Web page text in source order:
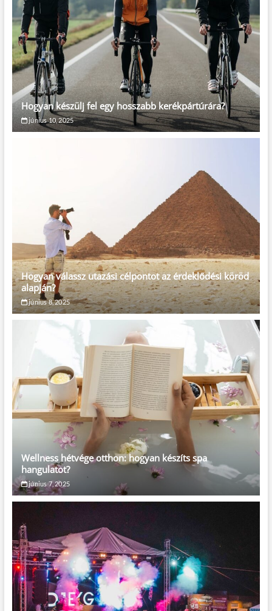
Hogyan készülj fel egy hosszabb kerékpártúrára?
június 10, 2025
Hogyan válassz utazási célpontot az érdeklődési köröd
alapján?
június 8, 2025
Wellness hétvége otthon: hogyan készíts spa
hangulatot?
június 7, 2025